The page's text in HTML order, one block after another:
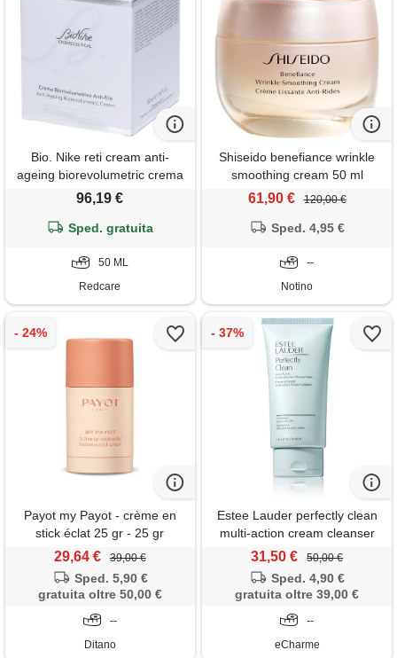
Bio. Nike reti cream anti-
ageing biorevolumetric crema
50 ml
96,19 €
Sped. gratuita
50 ML
Redcare
Shiseido benefiance wrinkle
smoothing cream 50 ml
61,90 € 120,00 €
Sped. 4,95 €
--
Notino
Payot my Payot - crème en
stick éclat 25 gr - 25 gr
29,64 € 39,00 €
Sped. 5,90 €
gratuita oltre 50,00 €
--
Ditano
Estee Lauder perfectly clean
multi-action cream cleanser
150 ml crema detergente per
il viso tubetto pelle secca
31,50 € 50,00 €
Sped. 4,90 €
gratuita oltre 39,00 €
--
eCharme